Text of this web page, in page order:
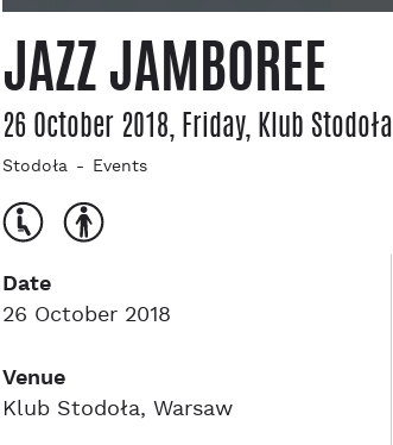
JAZZ JAMBOREE
26 October 2018, Friday, Klub Stodoła
Stodoła Events
Date
26 October 2018
Venue
Klub Stodoła, Warsaw